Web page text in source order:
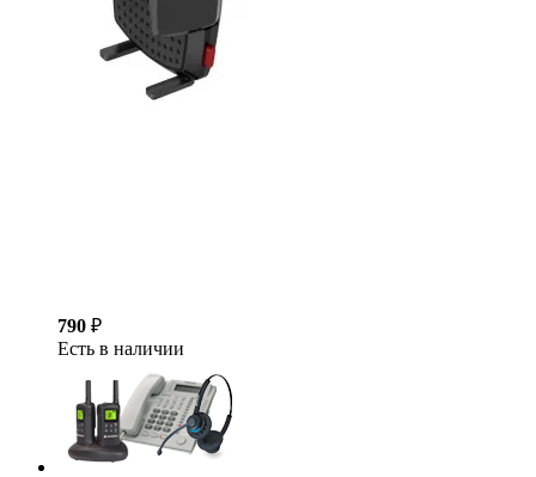
790 ₽
Есть в наличии